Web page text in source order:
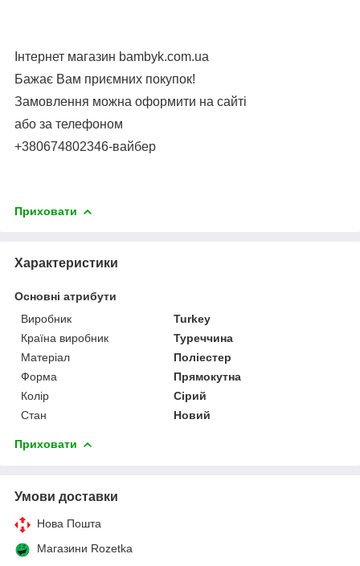
Інтернет магазин bambyk.com.ua
Бажає Вам приємних покупок!
Замовлення можна оформити на сайті
або за телефоном
+380674802346-вайбер
Приховати
Характеристики
Основні атрибути
Виробник
Turkey
Країна виробник
Туреччина
Матеріал
Поліестер
Форма
Прямокутна
Колір
Сірий
Стан
Новий
Приховати
Умови доставки
Нова Пошта
Магазини Rozetka